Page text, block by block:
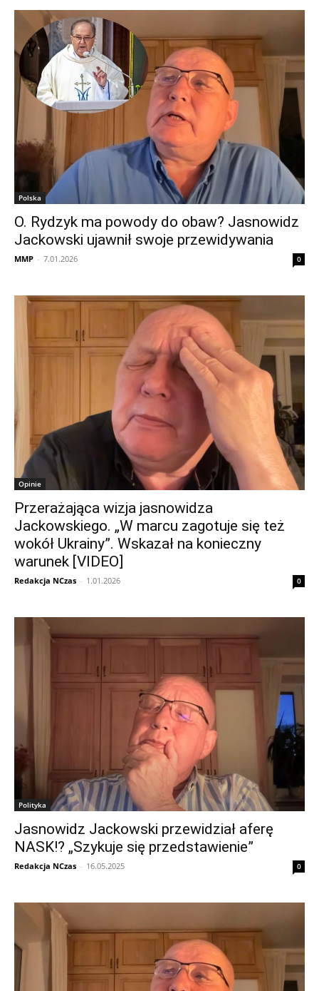
Polska
O. Rydzyk ma powody do obaw? Jasnowidz
Jackowski ujawnił swoje przewidywania
MMP - 7.01.2026 0
Opinie
Przerażająca wizja jasnowidza
Jackowskiego. „W marcu zagotuje się też
wokół Ukrainy”. Wskazał na konieczny
warunek [VIDEO]
Redakcja NCzas - 1.01.2026 0
Polityka
Jasnowidz Jackowski przewidział aferę
NASK!? „Szykuje się przedstawienie”
Redakcja NCzas - 16.05.2025 0